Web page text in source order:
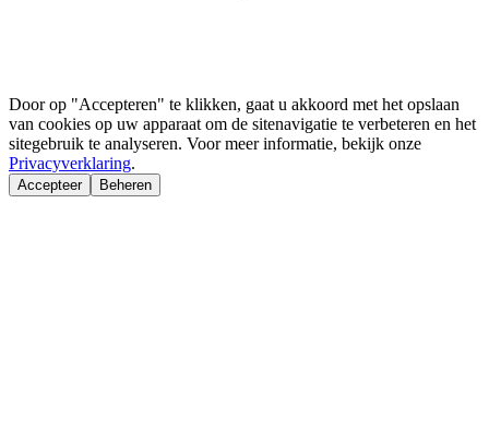
Door op "Accepteren" te klikken, gaat u akkoord met het opslaan
van cookies op uw apparaat om de sitenavigatie te verbeteren en het
sitegebruik te analyseren. Voor meer informatie, bekijk onze
Privacyverklaring.
Accepteer Beheren